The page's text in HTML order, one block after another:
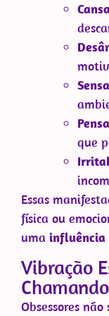
que
Essas
física ou
uma influência
Vibração
Obsessores